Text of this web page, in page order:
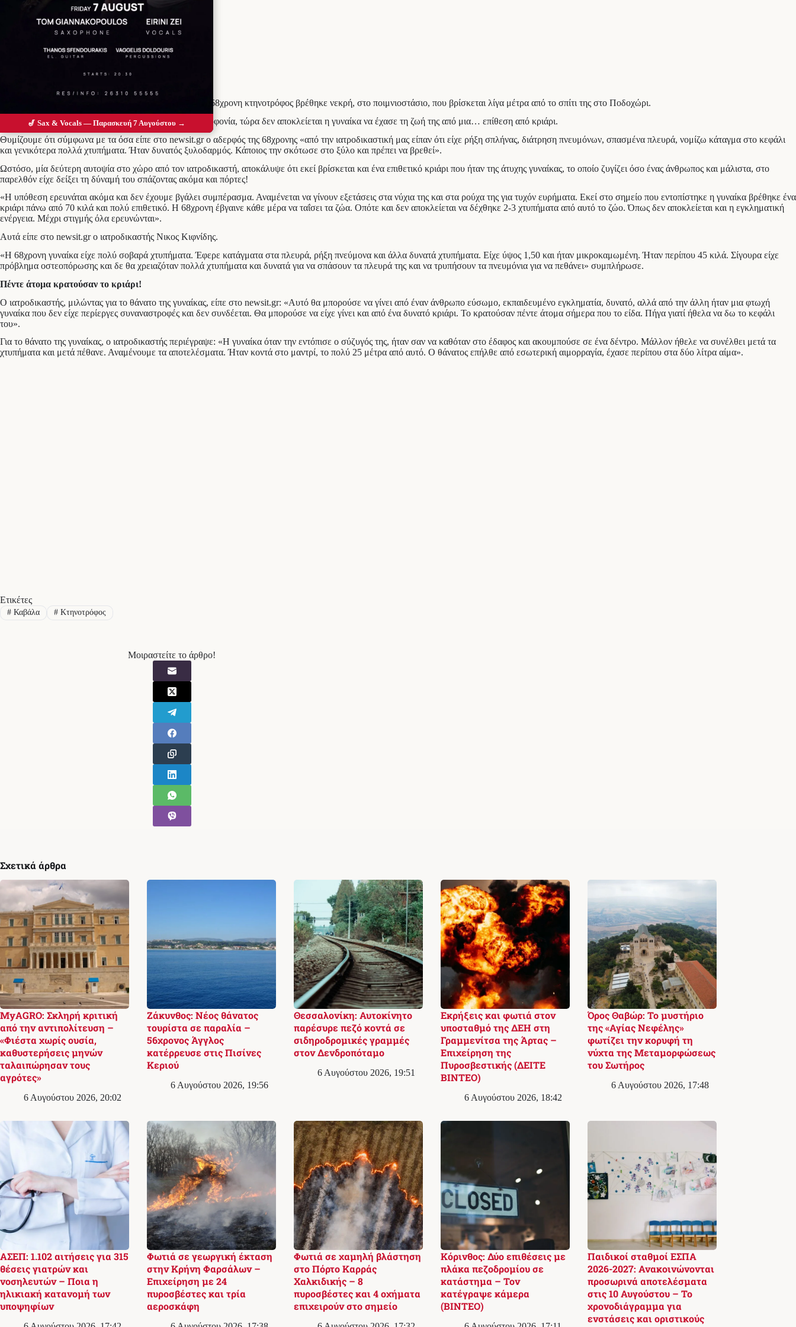
προτιμώμενη πηγή στο Google
Νέα τροπή παίρνει το μυστήριο της Καβάλας, όπου μια 68χρονη κτηνοτρόφος βρέθηκε νεκρή, στο ποιμνιοστάσιο, που βρίσκεται λίγα μέτρα από το σπίτι της στο Ποδοχώρι.
Ενώ αρχικά έγινε γνωστό ότι μάλλον πρόκειται για δολοφονία, τώρα δεν αποκλείεται η γυναίκα να έχασε τη ζωή της από μια… επίθεση από κριάρι.
Θυμίζουμε ότι σύμφωνα με τα όσα είπε στο newsit.gr ο αδερφός της 68χρονης «από την ιατροδικαστική μας είπαν ότι είχε ρήξη σπλήνας, διάτρηση πνευμόνων, σπασμένα πλευρά, νομίζω κάταγμα στο κεφάλι
και γενικότερα πολλά χτυπήματα. Ήταν δυνατός ξυλοδαρμός. Κάποιος την σκότωσε στο ξύλο και πρέπει να βρεθεί».
Ωστόσο, μία δεύτερη αυτοψία στο χώρο από τον ιατροδικαστή, αποκάλυψε ότι εκεί βρίσκεται και ένα επιθετικό κριάρι που ήταν της άτυχης γυναίκας, το οποίο ζυγίζει όσο ένας άνθρωπος και μάλιστα, στο
παρελθόν είχε δείξει τη δύναμή του σπάζοντας ακόμα και πόρτες!
«Η υπόθεση ερευνάται ακόμα και δεν έχουμε βγάλει συμπέρασμα. Αναμένεται να γίνουν εξετάσεις στα νύχια της και στα ρούχα της για τυχόν ευρήματα. Εκεί στο σημείο που εντοπίστηκε η γυναίκα βρέθηκε ένα
κριάρι πάνω από 70 κιλά και πολύ επιθετικό. Η 68χρονη έβγαινε κάθε μέρα να ταΐσει τα ζώα. Οπότε και δεν αποκλείεται να δέχθηκε 2-3 χτυπήματα από αυτό το ζώο. Όπως δεν αποκλείεται και η εγκληματική
ενέργεια. Μέχρι στιγμής όλα ερευνώνται».
Αυτά είπε στο newsit.gr ο ιατροδικαστής Νικος Κιφνίδης.
«Η 68χρονη γυναίκα είχε πολύ σοβαρά χτυπήματα. Έφερε κατάγματα στα πλευρά, ρήξη πνεύμονα και άλλα δυνατά χτυπήματα. Είχε ύψος 1,50 και ήταν μικροκαμωμένη. Ήταν περίπου 45 κιλά. Σίγουρα είχε
πρόβλημα οστεοπόρωσης και δε θα χρειαζόταν πολλά χτυπήματα και δυνατά για να σπάσουν τα πλευρά της και να τρυπήσουν τα πνευμόνια για να πεθάνει» συμπλήρωσε.
Πέντε άτομα κρατούσαν το κριάρι!
Ο ιατροδικαστής, μιλώντας για το θάνατο της γυναίκας, είπε στο newsit.gr: «Αυτό θα μπορούσε να γίνει από έναν άνθρωπο εύσωμο, εκπαιδευμένο εγκληματία, δυνατό, αλλά από την άλλη ήταν μια φτωχή
γυναίκα που δεν είχε περίεργες συναναστροφές και δεν συνδέεται. Θα μπορούσε να είχε γίνει και από ένα δυνατό κριάρι. Το κρατούσαν πέντε άτομα σήμερα που το είδα. Πήγα γιατί ήθελα να δω το κεφάλι
του».
Για το θάνατο της γυναίκας, ο ιατροδικαστής περιέγραψε: «Η γυναίκα όταν την εντόπισε ο σύζυγός της, ήταν σαν να καθόταν στο έδαφος και ακουμπούσε σε ένα δέντρο. Μάλλον ήθελε να συνέλθει μετά τα
χτυπήματα και μετά πέθανε. Αναμένουμε τα αποτελέσματα. Ήταν κοντά στο μαντρί, το πολύ 25 μέτρα από αυτό. Ο θάνατος επήλθε από εσωτερική αιμορραγία, έχασε περίπου στα δύο λίτρα αίμα».
Ετικέτες
#Καβάλα #Κτηνοτρόφος
Μοιραστείτε το άρθρο!
Σχετικά άρθρα
MyAGRO: Σκληρή κριτική
από την αντιπολίτευση –
«Φιέστα χωρίς ουσία,
καθυστερήσεις μηνών
ταλαιπώρησαν τους
αγρότες»
6 Αυγούστου 2026, 20:02
Ζάκυνθος: Νέος θάνατος
τουρίστα σε παραλία –
56χρονος Άγγλος
κατέρρευσε στις Πισίνες
Κεριού
6 Αυγούστου 2026, 19:56
Θεσσαλονίκη: Αυτοκίνητο
παρέσυρε πεζό κοντά σε
σιδηροδρομικές γραμμές
στον Δενδροπόταμο
6 Αυγούστου 2026, 19:51
Εκρήξεις και φωτιά στον
υποσταθμό της ΔΕΗ στη
Γραμμενίτσα της Άρτας –
Επιχείρηση της
Πυροσβεστικής (ΔΕΙΤΕ
ΒΙΝΤΕΟ)
6 Αυγούστου 2026, 18:42
Όρος Θαβώρ: Το μυστήριο
της «Αγίας Νεφέλης»
φωτίζει την κορυφή τη
νύχτα της Μεταμορφώσεως
του Σωτήρος
6 Αυγούστου 2026, 17:48
ΑΣΕΠ: 1.102 αιτήσεις για 315
θέσεις γιατρών και
νοσηλευτών – Ποια η
ηλικιακή κατανομή των
υποψηφίων
Φωτιά σε γεωργική έκταση
στην Κρήνη Φαρσάλων –
Επιχείρηση με 24
πυροσβέστες και τρία
αεροσκάφη
Φωτιά σε χαμηλή βλάστηση
στο Πόρτο Καρράς
Χαλκιδικής – 8
πυροσβέστες και 4 οχήματα
επιχειρούν στο σημείο
Κόρινθος: Δύο επιθέσεις με
πλάκα πεζοδρομίου σε
κατάστημα – Τον
κατέγραψε κάμερα
(ΒΙΝΤΕΟ)
Παιδικοί σταθμοί ΕΣΠΑ
2026-2027: Ανακοινώνονται
προσωρινά αποτελέσματα
στις 10 Αυγούστου – Το
χρονοδιάγραμμα για
ενστάσεις και οριστικούς
🎷 Sax & Vocals — Παρασκευή 7 Αυγούστου →